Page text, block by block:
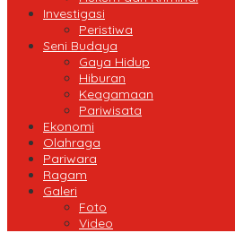
Investigasi
Peristiwa
Seni Budaya
Gaya Hidup
Hiburan
Keagamaan
Pariwisata
Ekonomi
Olahraga
Pariwara
Ragam
Galeri
Foto
Video